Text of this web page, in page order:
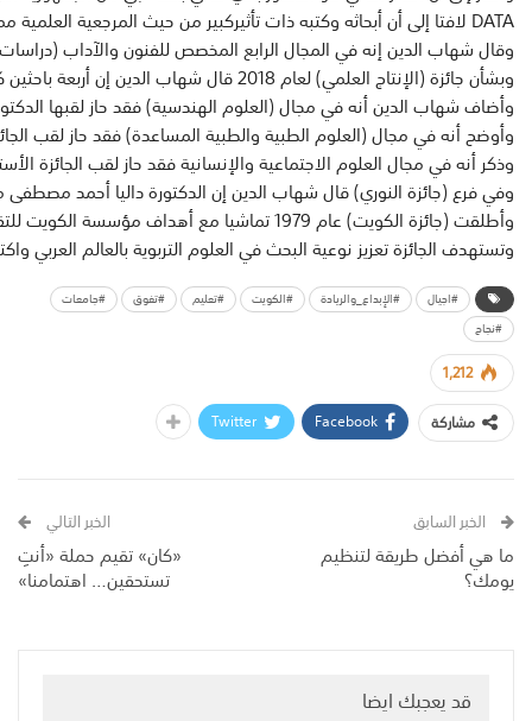
DATA لافتا إلى أن أبحاثه وكتبه ذات تأثيركبير من حيث المرجعية العلمية مما أهله ليصبح من أهم المساهمين في مجال الاقتصاد القياسي على مستوى العالم.
وقال شهاب الدين إنه في المجال الرابع المخصص للفنون والآداب (دراسات
وبشأن جائزة (الإنتاج العلمي) لعام 2018 قال شهاب الدين إن أربعة باحثين كويتيين حازوا لقبها في أربعة مجالات مختلفة مبيناأن الدكتور طارق محمد الرفاعي الأستاذ المشارك في قسم الفيزياء بكلية العلوم في جامعة الكويت والذي نشر 17 بحثا فيدوريات محكمة وشارك في 12 مؤتمرا عالميا حاز لقبها في مجال (العلوم الطبيعية والرياضيات).
وأضاف شهاب الدين أنه في مجال (العلوم الهندسية) فقد حاز لقبها الدكتور خالد الفضالة
وأوضح أنه في مجال (العلوم الطبية والطبية المساعدة) فقد حاز لقب الجائزة الدكتور
وذكر أنه في مجال العلوم الاجتماعية والإنسانية فقد حاز لقب الجائزة الأستاذ الدكتور عبدالله الهاجري رئيس
وفي فرع (جائزة النوري) قال شهاب الدين إن الدكتورة داليا أحمد
وأطلقت (جائزة الكويت) عام 1979 تماشيا مع أهداف مؤسسة الكويت للتقدم العلمي وتحقيقا لأغراضها في دعم الأبحاث العلميةبمختلف فروعها وتشجيع العلماء والباحثين العرب.
وتستهدف الجائزة تعزيز نوعية البحث في العلوم التربوية بالعالم
#اجيال #الإبداع_والريادة #الكويت #تعليم #تفوق
#جامعات
#نجاح
1,212
مشاركة
Facebook
Twitter
الخبر السابق
ما هي أفضل طريقة لتنظيم
يومك؟
الخبر التالي
«كان» تقيم حملة «أنتِ
تستحقين… اهتمامنا»
قد يعجبك ايضا